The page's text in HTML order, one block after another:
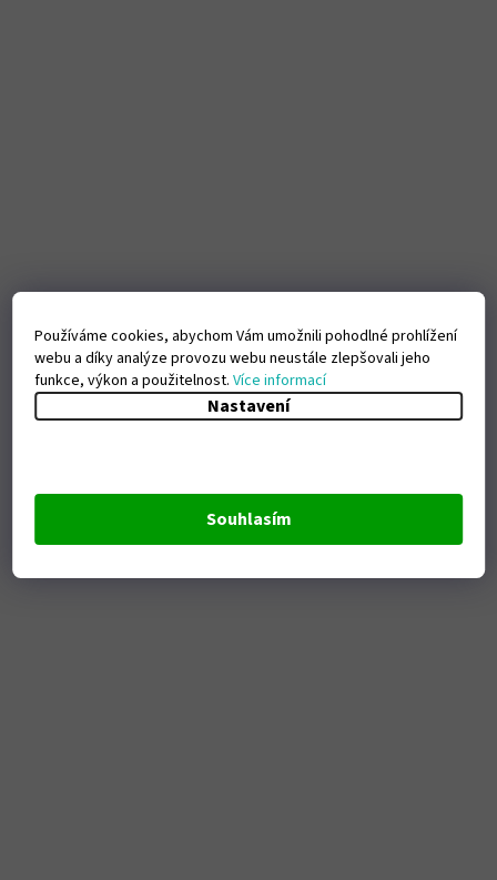
Používáme cookies, abychom Vám umožnili pohodlné prohlížení
webu a díky analýze provozu webu neustále zlepšovali jeho
funkce, výkon a použitelnost.Více informací
Nastavení
Souhlasím